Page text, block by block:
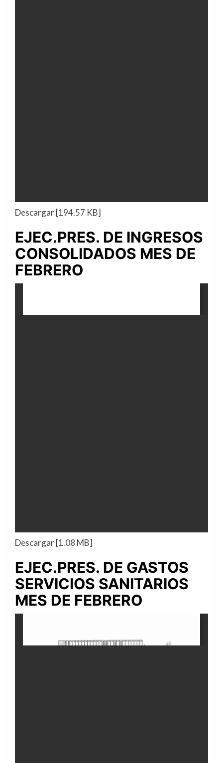
Descargar [194.57 KB]
EJEC.PRES. DE INGRESOS
CONSOLIDADOS MES DE
FEBRERO
Descargar [1.08 MB]
EJEC.PRES. DE GASTOS
SERVICIOS SANITARIOS
MES DE FEBRERO